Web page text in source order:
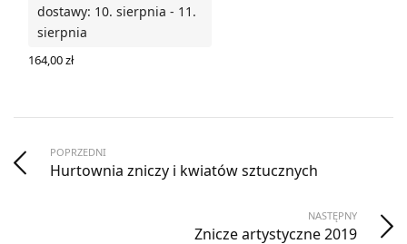
dostawy: 10. sierpnia - 11.
sierpnia
164,00zł
POPRZEDNI
Hurtownia zniczy i kwiatów sztucznych
NASTĘPNY
Znicze artystyczne 2019